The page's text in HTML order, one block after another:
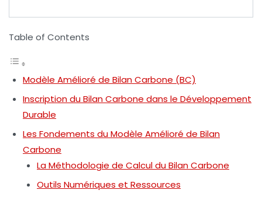
Table of Contents
Modèle Amélioré de Bilan Carbone (BC)
Inscription du Bilan Carbone dans le Développement
Durable
Les Fondements du Modèle Amélioré de Bilan
Carbone
La Méthodologie de Calcul du Bilan Carbone
Outils Numériques et Ressources